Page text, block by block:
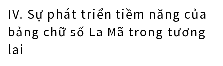
IV. Sự phát triển tiềm năng của
bảng chữ số La Mã trong tương
lai